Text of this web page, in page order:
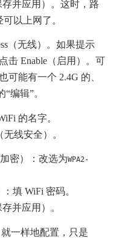
存并应用）。这时，路
以上网了。
（无线）。如果提示
击 Enable（启用）。可
可能有一个 2.4G 的、
编辑”。
的名字。
无线安全）。
密）：改选为WPA2-
填 WiFi 密码。
并应用）。
一样地配置，只是